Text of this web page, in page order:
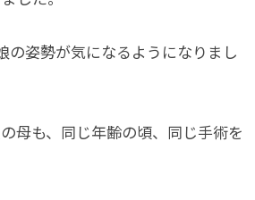
の姿勢が気になるようになりまし
母も、同じ年齢の頃、同じ手術を